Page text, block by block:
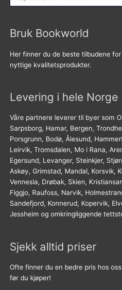
Bruk Bookworld
Her finner du de beste tilbudene
nyttige kvalitetsprodukter.
Levering i hele Norge
Våre partnere leverer til byer som
Sarpsborg, Hamar, Bergen,
Porsgrunn, Bodø, Ålesund,
Leirvik, Tromsdalen, Mo i Rana,
Egersund, Levanger, Steinkjer,
Askøy, Grimstad, Mandal, Korsvik,
Vennesla, Drøbak, Skien,
Figgjo, Raufoss, Narvik,
Sandefjord, Konnerud, Kopervik,
Jessheim og omkringliggende
Sjekk alltid priser
Ofte finner du en bedre pris hos
før du kjøper!